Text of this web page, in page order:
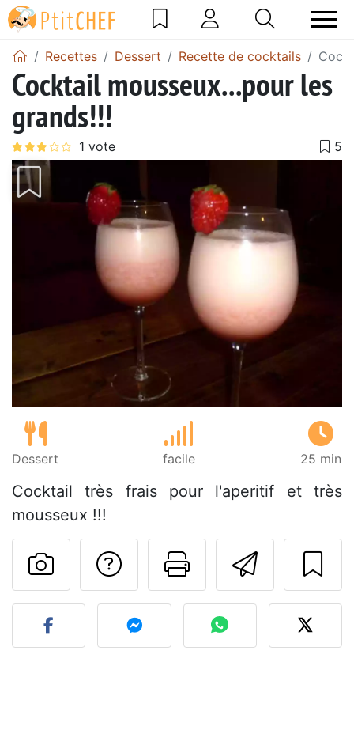
Recettes Dessert Recette de cocktails
Cocktail mousseux...pour les
grands!!!
Dessert facile 25 min
Cocktail très frais pour l'aperitif et très
mousseux !!!
Imprimer
Poser une
Publier votre photo de